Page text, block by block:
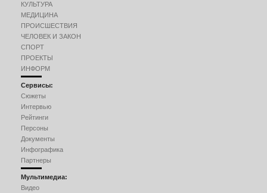
КУЛЬТУРА
МЕДИЦИНА
ПРОИСШЕСТВИЯ
ЧЕЛОВЕК И ЗАКОН
СПОРТ
ПРОЕКТЫ
ИНФОРМ
Сервисы:
Сюжеты
Интервью
Рейтинги
Персоны
Документы
Инфографика
Партнеры
Мультимедиа:
Видео